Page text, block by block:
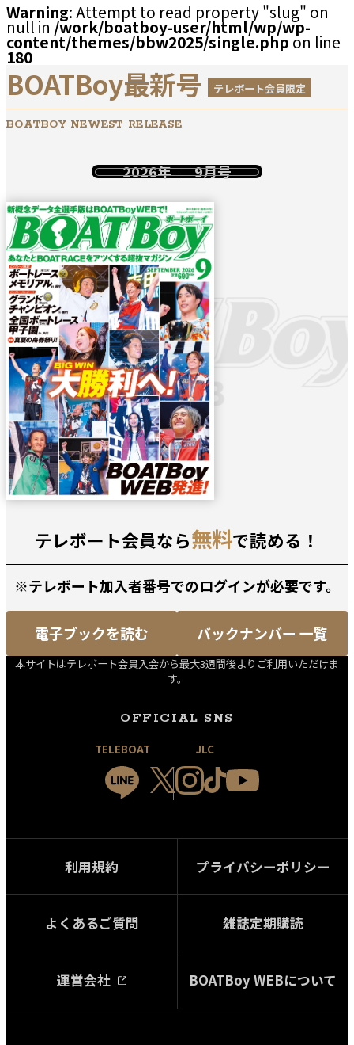
Warning: Attempt to read property "slug" on
null in /work/boatboy-user/html/wp/wp-
content/themes/bbw2025/single.php on line
180
BOATBoy最新号 テレボート会員限定
BOATBOY NEWEST RELEASE
2026年 9月号
テレボート会員なら無料で読める！
※テレボート加入者番号でのログインが必要です。
電子ブックを読む バックナンバー 一覧
本サイトはテレボート会員入会から最大3週間後よりご利用いただけま
す。
OFFICIAL SNS
TELEBOAT JLC
利用規約 プライバシーポリシー
よくあるご質問 雑誌定期購読
運営会社 BOATBoy WEBについて